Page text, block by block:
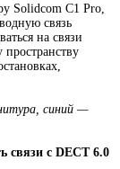
Solidcom C1 Pro
связь
на связи
, синий —
связи с DECT 6.0